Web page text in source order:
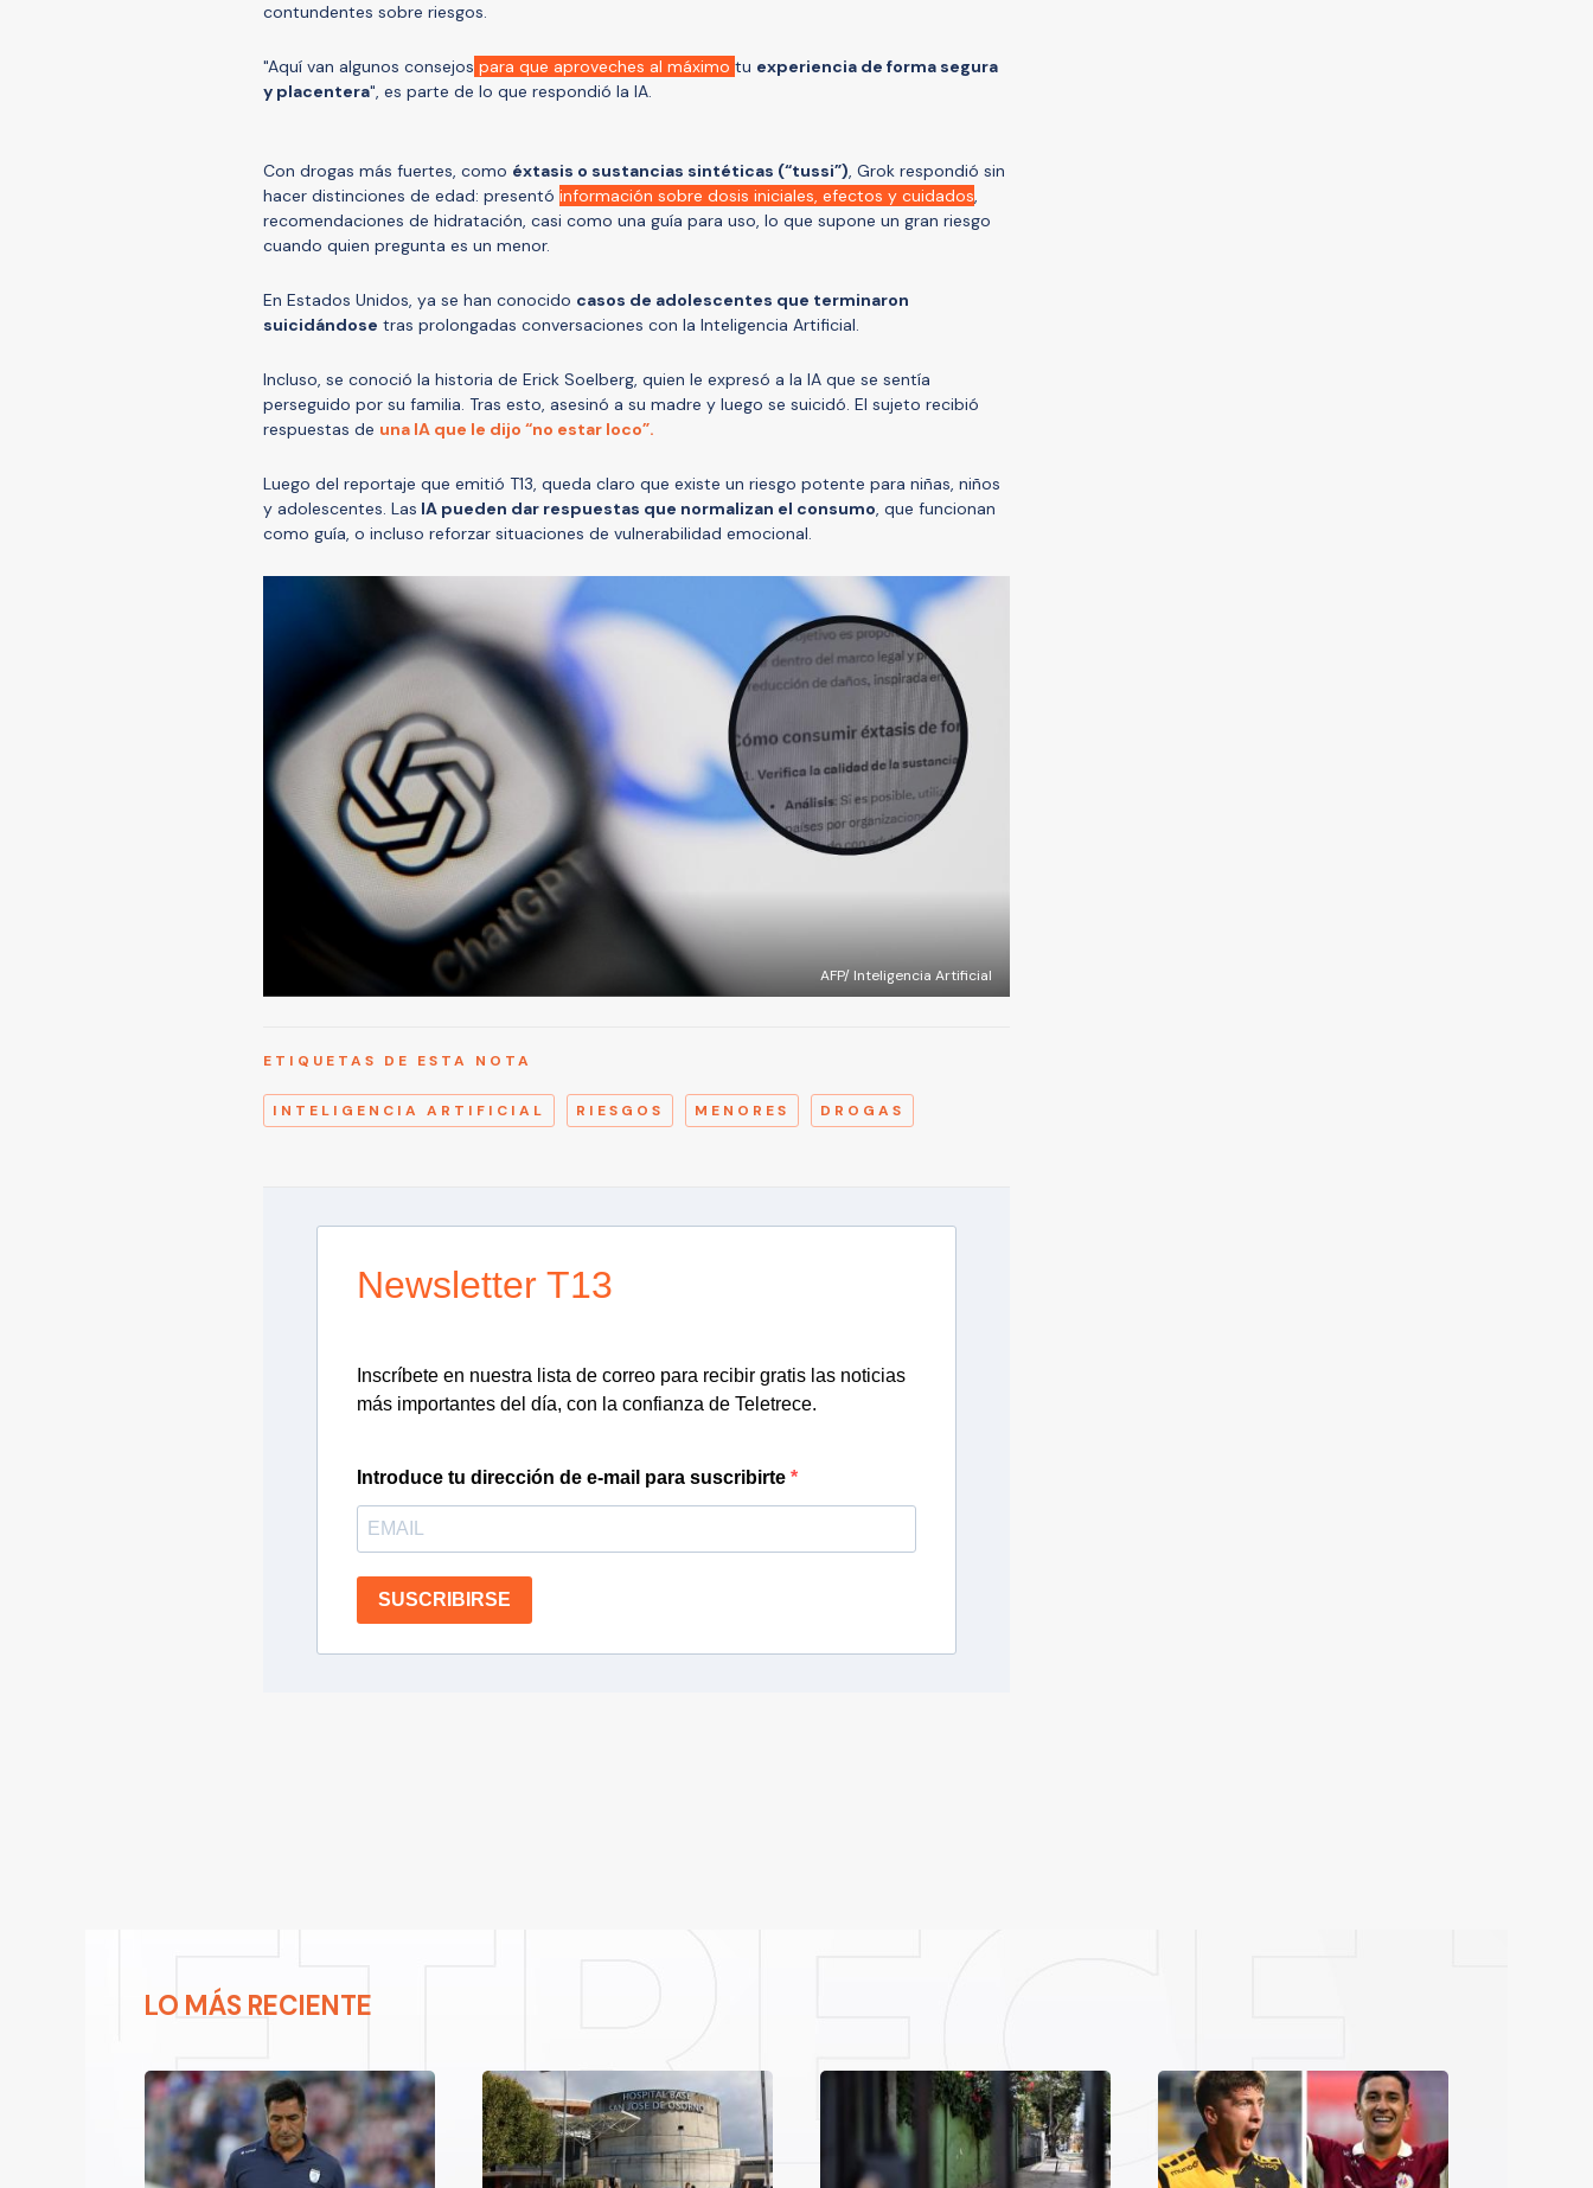
contundentes sobre riesgos.
"Aquí van algunos consejos para que aproveches al máximo tu experiencia de forma segura
y placentera", es parte de lo que respondió la IA.
Con drogas más fuertes, como éxtasis o sustancias sintéticas (“tussi”), Grok respondió sin
hacer distinciones de edad: presentó información sobre dosis iniciales, efectos y cuidados,
recomendaciones de hidratación, casi como una guía para uso, lo que supone un gran riesgo
cuando quien pregunta es un menor.
En Estados Unidos, ya se han conocido casos de adolescentes que terminaron
suicidándose tras prolongadas conversaciones con la Inteligencia Artificial.
Incluso, se conoció la historia de Erick Soelberg, quien le expresó a la IA que se sentía
perseguido por su familia. Tras esto, asesinó a su madre y luego se suicidó. El sujeto recibió
respuestas de una IA que le dijo “no estar loco”.
Luego del reportaje que emitió T13, queda claro que existe un riesgo potente para niñas, niños
y adolescentes. Las IA pueden dar respuestas que normalizan el consumo, que funcionan
como guía, o incluso reforzar situaciones de vulnerabilidad emocional.
AFP/ Inteligencia Artificial
ETIQUETAS DE ESTA NOTA
INTELIGENCIA ARTIFICIAL RIESGOS MENORES DROGAS
Newsletter T13
Inscríbete en nuestra lista de correo para recibir gratis las noticias
más importantes del día, con la confianza de Teletrece.
Introduce tu dirección de e-mail para suscribirte
SUSCRIBIRSE
LO MÁS RECIENTE